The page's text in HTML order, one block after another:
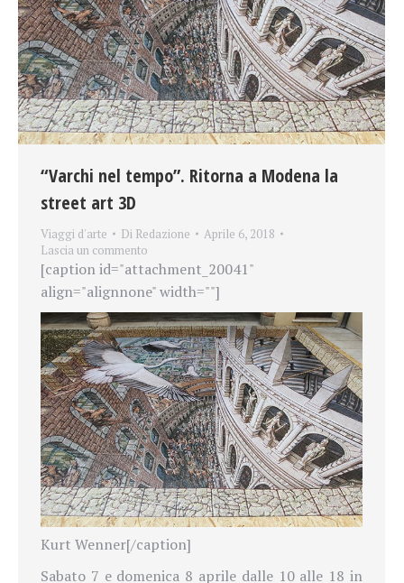
“Varchi nel tempo”. Ritorna a Modena la
street art 3D
Viaggi d'arte Di Redazione
Aprile 6, 2018
Lascia un commento
[caption id="attachment_20041"
align="alignnone" width=""]
Kurt Wenner[/caption]
Sabato 7 e domenica 8 aprile dalle 10 alle 18 in